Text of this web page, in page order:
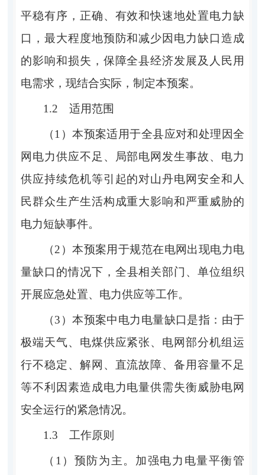
平稳有序，正确、有效和快速地处置电力缺
口，最大程度地预防和减少因电力缺口造成
的影响和损失，保障全县经济发展及人民用
电需求 ，现结合实际，制定本预案。
1.2 适用范围
（1 ）本预案适用于全县应对和处理因全
网电力供应不足、局部电网发生事故、 电力
供应持续危机等引起的对山丹电网安全和人
民群众生产生活构成重大影响和严重威胁的
电力短缺事件。
（2 ）本预案用于规范在电网出现电力电
量缺口的情况下， 全县相关部门、单位组织
开展应急处置、电力供应等工作。
（3 ）本预案中电力电量缺口是指：由于
极端天气、电煤供应紧张、电网部分机组运
行不稳定、解网、直流故障、备用容量不足
等不利因素造成电力电量供需失衡威胁电网
安全运行的紧急情况。
1.3 工作原则
（ 1 ）预防为主。 加强电力电量平衡管